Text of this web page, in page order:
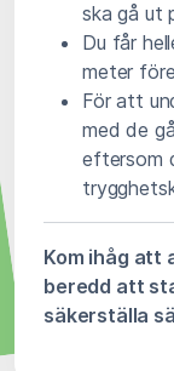
ska gå ut
Du får
meter
För att
med de
eftersom
Kom ihåg att
beredd att
säkerställa